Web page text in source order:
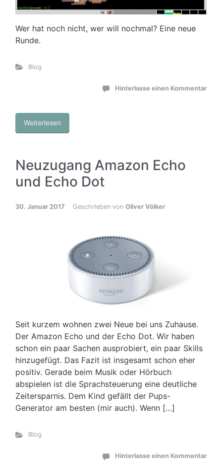
Wer hat noch nicht, wer will nochmal? Eine neue
Runde.
Blog
Hinterlasse einen Kommentar
Weiterlesen
Neuzugang Amazon Echo
und Echo Dot
30. Januar 2017 Geschrieben von Oliver Völker
Seit kurzem wohnen zwei Neue bei uns Zuhause.
Der Amazon Echo und der Echo Dot. Wir haben
schon ein paar Sachen ausprobiert, ein paar Skills
hinzugefügt. Das Fazit ist insgesamt schon eher
positiv. Gerade beim Musik oder Hörbuch
abspielen ist die Sprachsteuerung eine deutliche
Zeitersparnis. Dem Kind gefällt der Pups-
Generator am besten (mir auch). Wenn […]
Blog
Hinterlasse einen Kommentar